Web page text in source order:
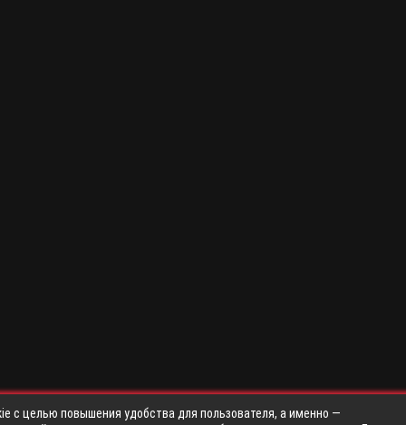
с целью повышения удобства для пользователя, а именно —